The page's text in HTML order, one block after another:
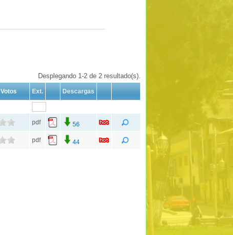
Desplegando 1-2 de 2 resultado(s).
Votos Ext. Descargas
pdf
56
pdf 44